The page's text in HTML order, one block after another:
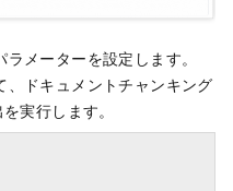
メーターを設定します。
、ドキュメントチャンキング
実行します。